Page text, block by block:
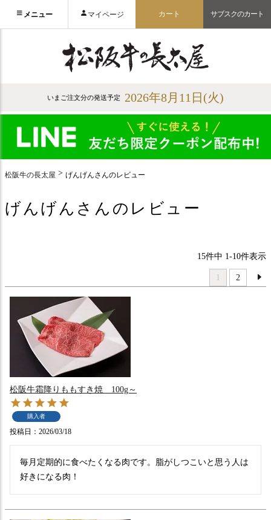
メニュー マイページ カート サブスクのカート
いまご注文分の発送予定 2026年8月11日(火)
松阪牛の長太屋 げんげんさんのレビュー
げんげんさんのレビュー
15件中 1-10件表示
1 2
松阪牛霜降りももすき焼 100g～
購入者
投稿日 2026/03/18
毎月定期的に食べたくなる肉です。脂がしつこいと思う人は
好きになる肉！